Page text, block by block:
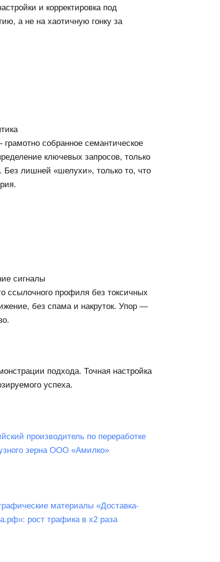
и корректировка под
а не на хаотичную гонку за
собранное семантическое
ключевых запросов, только
Без лишней «шелухи», только то, что
сигналы
ссылочного профиля без токсичных
без спама и накруток. Упор —
подхода. Точная настройка
успеха.
производитель по переработке
зерна ООО «Амилко»
материалы «Доставка-
рост трафика в х2 раза